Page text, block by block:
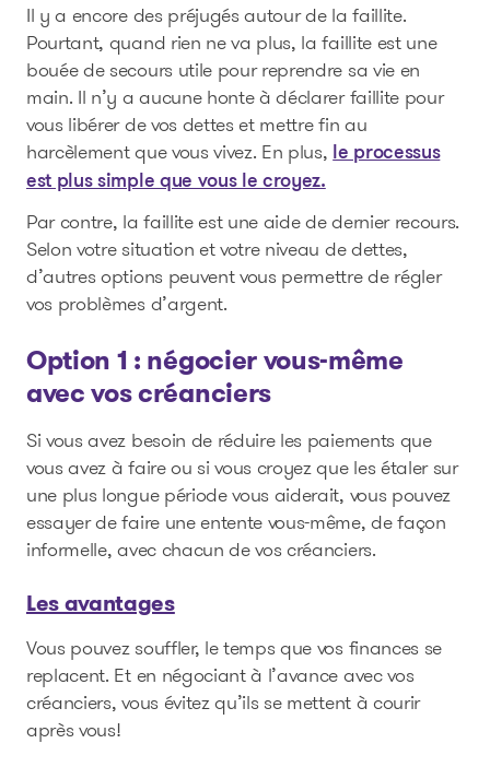
Il y a encore des préjugés autour de la faillite.
Pourtant, quand rien ne va plus, la faillite est une
bouée de secours utile pour reprendre sa vie en
main. Il n’y a aucune honte à déclarer faillite pour
vous libérer de vos dettes et mettre fin au
harcèlement que vous vivez. En plus, le processus
est plus simple que vous le croyez.
Par contre, la faillite est une aide de dernier recours.
Selon votre situation et votre niveau de dettes,
d’autres options peuvent vous permettre de régler
vos problèmes d’argent.
Option 1 : négocier vous-même
avec vos créanciers
Si vous avez besoin de réduire les paiements que
vous avez à faire ou si vous croyez que les étaler sur
une plus longue période vous aiderait, vous pouvez
essayer de faire une entente vous-même, de façon
informelle, avec chacun de vos créanciers.
Les avantages
Vous pouvez souffler, le temps que vos finances se
replacent. Et en négociant à l’avance avec vos
créanciers, vous évitez qu’ils se mettent à courir
après vous!